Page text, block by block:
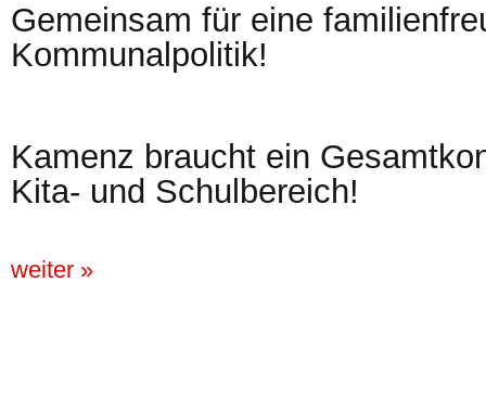
Gemeinsam für eine
Kommunalpolitik!
Kamenz braucht ein
Kita- und Schulbereich!
weiter »